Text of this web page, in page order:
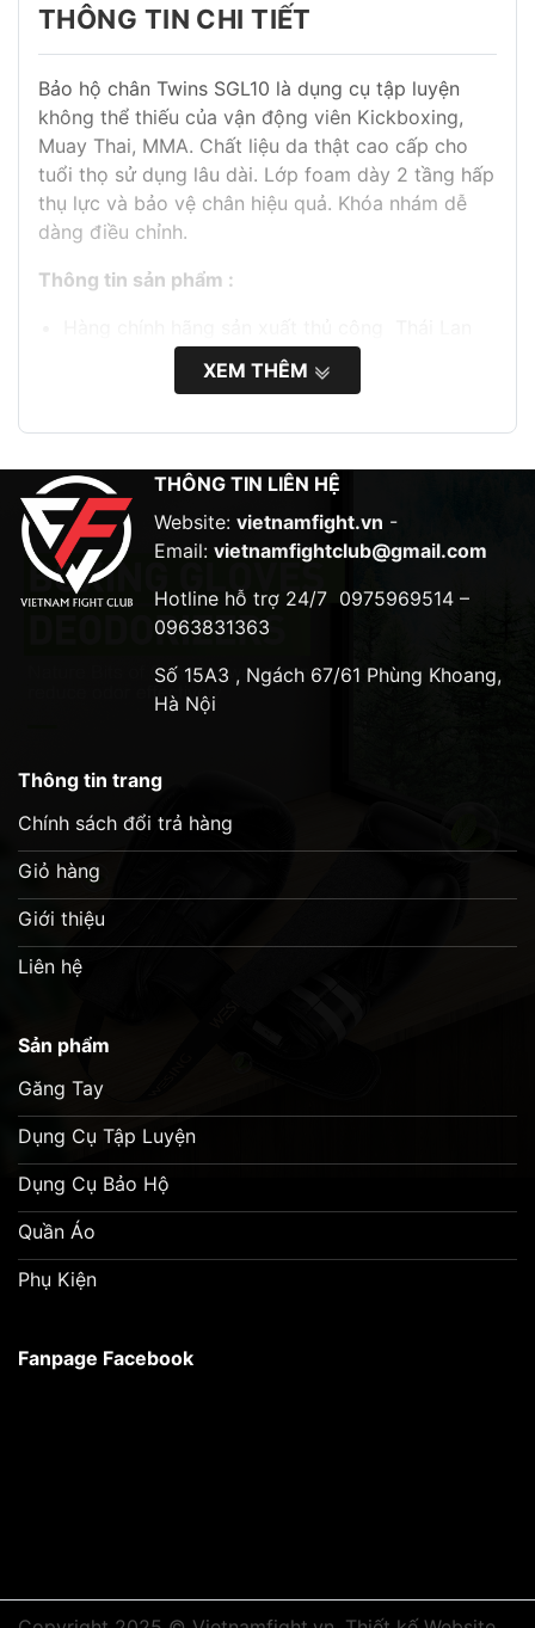
THÔNG TIN CHI TIẾT
Bảo hộ chân Twins SGL10 là dụng cụ tập luyện
không thể thiếu của vận động viên Kickboxing,
Muay Thai, MMA. Chất liệu da thật cao cấp cho
tuổi thọ sử dụng lâu dài. Lớp foam dày 2 tầng hấp
thụ lực và bảo vệ chân hiệu quả. Khóa nhám dễ
dàng điều chỉnh.
Thông tin sản phẩm :
Chất liệu da thật cho tuổi thọ sử dụng lâu dài
XEM THÊM
THÔNG TIN LIÊN HỆ
Website: vietnamfight.vn -
Email: vietnamfightclub@gmail.com
Hotline hỗ trợ 24/7 0975969514 –
0963831363
Số 15A3 , Ngách 67/61 Phùng Khoang,
Hà Nội
Thông tin trang
Chính sách đổi trả hàng
Giỏ hàng
Giới thiệu
Liên hệ
Sản phẩm
Găng Tay
Dụng Cụ Tập Luyện
Dụng Cụ Bảo Hộ
Quần Áo
Phụ Kiện
Fanpage Facebook